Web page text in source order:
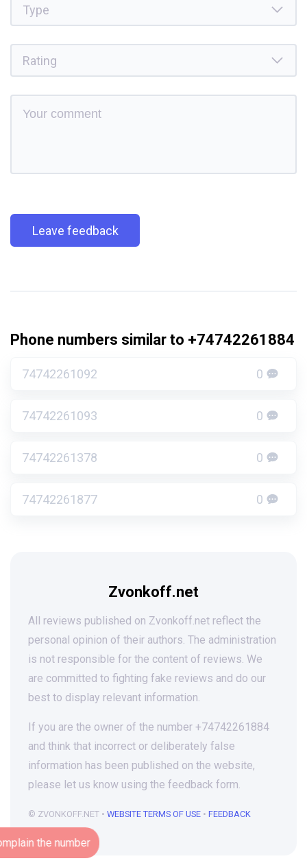
Leave feedback
Phone numbers similar to +74742261884
74742261092 0
74742261093 0
74742261378 0
74742261877 0
Zvonkoff.net
All reviews published on Zvonkoff.net reflect the
personal opinion of their authors. The administration
is not responsible for the content of reviews. We
are committed to fighting fake reviews and do our
best to display relevant information.
If you are the owner of the number +74742261884
and think that incorrect or deliberately false
information has been published on the website,
please let us know using the feedback form.
© ZVONKOFF.NET • WEBSITE TERMS OF USE • FEEDBACK
Complain the number